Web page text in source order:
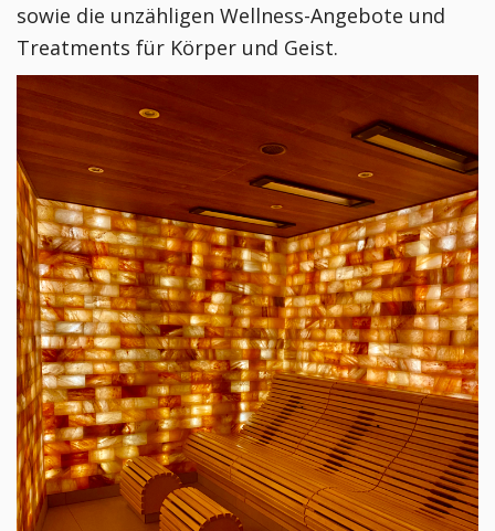
sowie die unzähligen Wellness-Angebote und
Treatments für Körper und Geist.